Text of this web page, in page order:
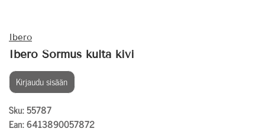
Ibero
Ibero Sormus kulta kivi
Kirjaudu sisään
Sku: 55787
Ean: 6413890057872